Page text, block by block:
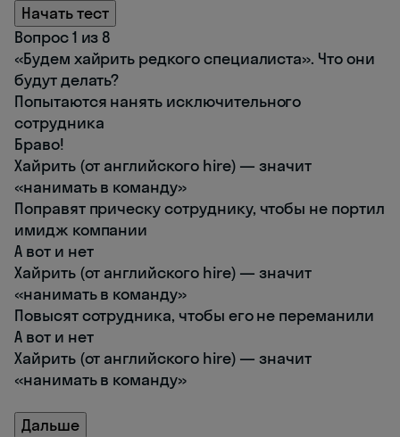
Начать тест
Вопрос 1 из 8
«Будем хайрить редкого специалиста». Что они
будут делать?
Попытаются нанять исключительного
сотрудника
Браво!
Хайрить (от английского hire) — значит
«нанимать в команду»
Поправят прическу сотруднику, чтобы не портил
имидж компании
А вот и нет
Хайрить (от английского hire) — значит
«нанимать в команду»
Повысят сотрудника, чтобы его не переманили
А вот и нет
Хайрить (от английского hire) — значит
«нанимать в команду»
Дальше